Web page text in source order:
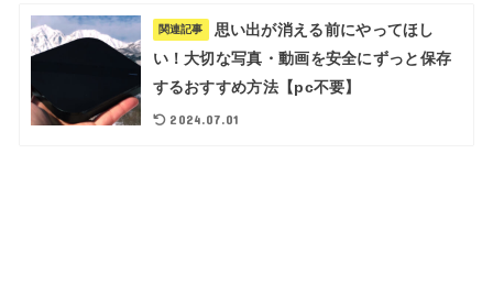
関連記事
思い出が消える前にやってほし
い！大切な写真・動画を安全にずっと保存
するおすすめ方法【pc不要】
2024.07.01